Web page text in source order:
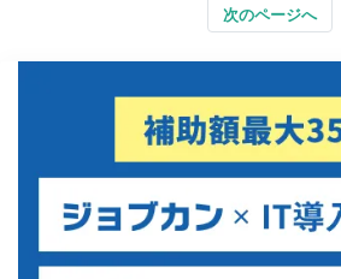
次のページへ